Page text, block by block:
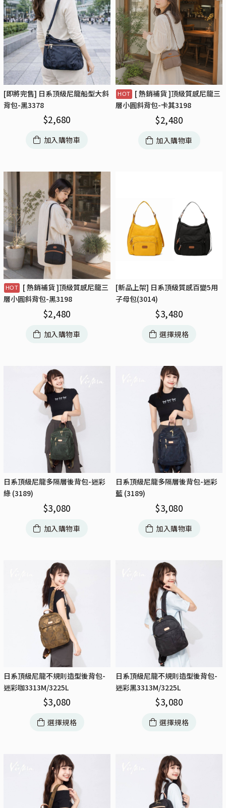
[即將完售] 日系頂級尼龍船型大斜
背包-黑3378
$2,680
加入購物車
[ 熱銷補貨 ]頂級質感尼龍三
層小圓斜背包-卡其3198
$2,480
加入購物車
[ 熱銷補貨 ]頂級質感尼龍三
層小圓斜背包-黑3198
$2,480
加入購物車
[新品上架] 日系頂級質感百變5用
子母包(3014)
$3,480
選擇規格
日系頂級尼龍多隔層後背包-迷彩
綠 (3189)
$3,080
加入購物車
日系頂級尼龍多隔層後背包-迷彩
藍 (3189)
$3,080
加入購物車
日系頂級尼龍不規則造型後背包-
迷彩咖3313M/3225L
$3,080
選擇規格
日系頂級尼龍不規則造型後背包-
迷彩黑3313M/3225L
$3,080
選擇規格